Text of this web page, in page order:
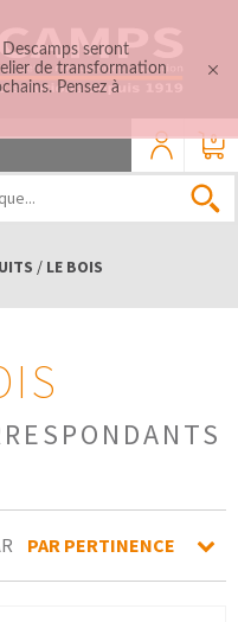
0
/ LE BOIS
PAR PERTINENCE
seront
de transformation
Pensez à